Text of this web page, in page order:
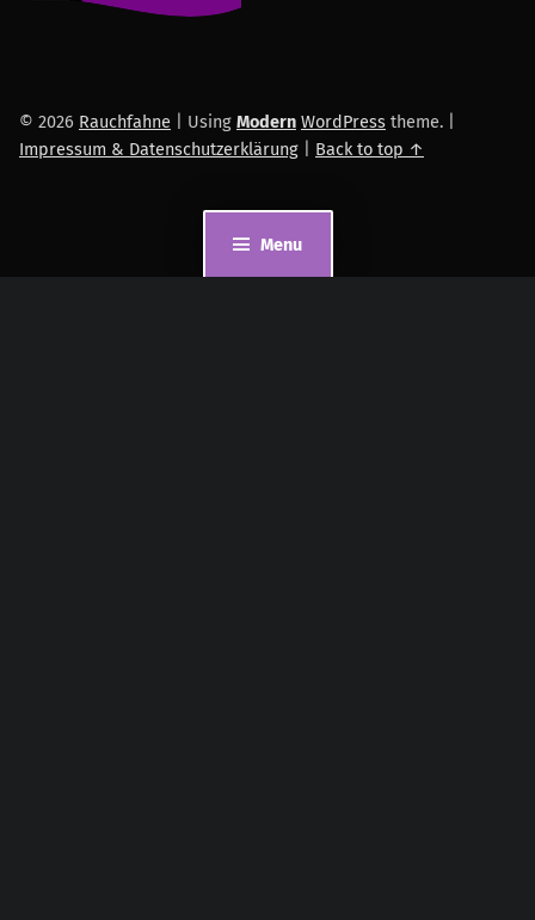
Menu
© 2026 Rauchfahne Using Modern WordPress theme.
Impressum & Datenschutzerklärung
Back to top ↑